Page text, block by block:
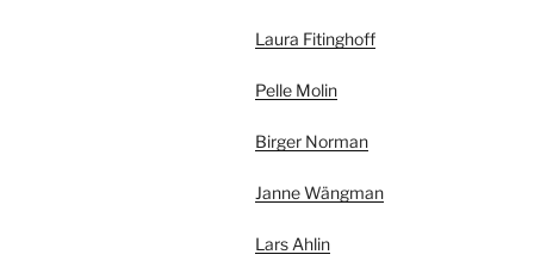
Laura Fitinghoff
Pelle Molin
Birger Norman
Janne Wängman
Lars Ahlin